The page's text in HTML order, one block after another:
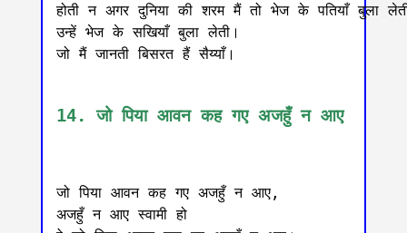
होती न अगर दुनिया की शरम मैं तो भेज के पतियाँ बुला
उन्हें भेज के सखियाँ बुला लेती।
जो मैं जानती बिसरत हैं सैय्याँ।
14. जो पिया आवन कह गए अजहुँ न आए
जो पिया आवन कह गए अजहुँ न आए,
अजहुँ न आए स्वामी हो